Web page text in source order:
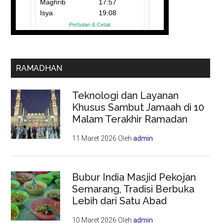
RAMADHAN
Teknologi dan Layanan
Khusus Sambut Jamaah di 10
Malam Terakhir Ramadan
11 Maret 2026 Olehadmin
Bubur India Masjid Pekojan
Semarang, Tradisi Berbuka
Lebih dari Satu Abad
10 Maret 2026 Olehadmin